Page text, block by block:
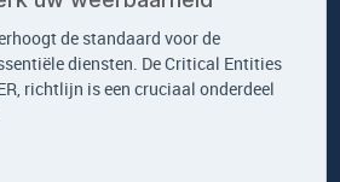
de standaard voor de
diensten. De Critical Entities
richtlijn is een cruciaal onderdeel